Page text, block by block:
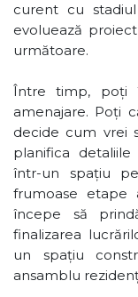
curent cu
evoluează
următoare.
Între timp, poți
amenajare. Poți
decide cum vrei
planifica
într-un spațiu
frumoase etape
începe să
finalizarea
un spațiu
ansamblu